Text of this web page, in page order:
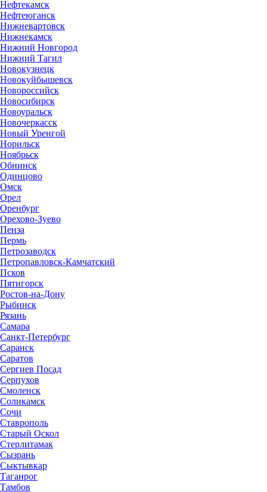
Нефтекамск
Нефтеюганск
Нижневартовск
Нижнекамск
Нижний Новгород
Нижний Тагил
Новокузнецк
Новокуйбышевск
Новороссийск
Новосибирск
Новоуральск
Новочеркасск
Новый Уренгой
Норильск
Ноябрьск
Обнинск
Одинцово
Омск
Орел
Оренбург
Орехово-Зуево
Пенза
Пермь
Петрозаводск
Петропавловск-Камчатский
Псков
Пятигорск
Ростов-на-Дону
Рыбинск
Рязань
Самара
Санкт-Петербург
Саранск
Саратов
Сергиев Посад
Серпухов
Смоленск
Соликамск
Сочи
Ставрополь
Старый Оскол
Стерлитамак
Сызрань
Сыктывкар
Таганрог
Тамбов